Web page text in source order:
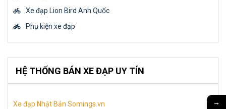
Xe đạp Lion Bird Anh Quốc
Phụ kiện xe đạp
HỆ THỐNG BÁN XE ĐẠP UY TÍN
Xe đạp Nhật Bản Somings.vn →